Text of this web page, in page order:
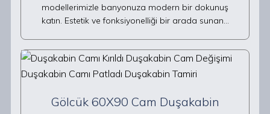
modellerimizle banyonuza modern bir dokunuş
katın. Estetik ve fonksiyonelliği bir arada sunan…
Gölcük 60X90 Cam Duşakabin